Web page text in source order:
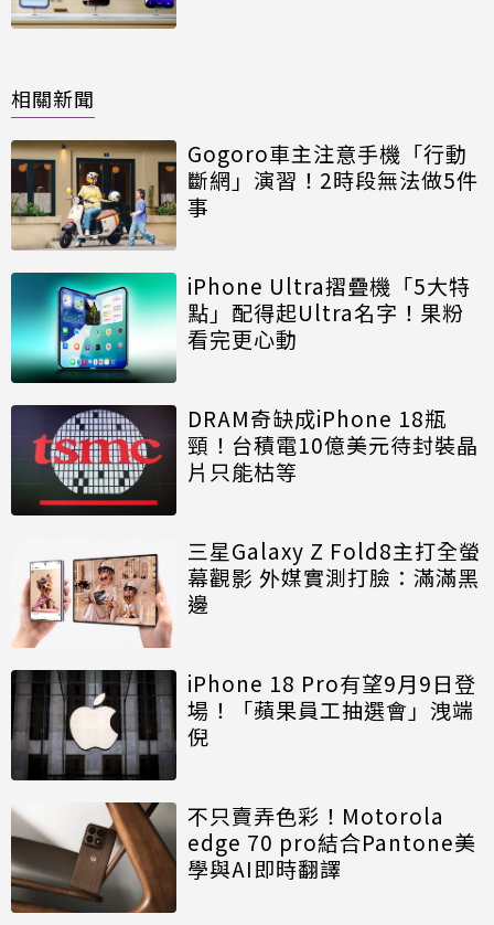
相關新聞
Gogoro車主注意手機「行動
斷網」演習！2時段無法做5件
事
iPhone Ultra摺疊機「5大特
點」配得起Ultra名字！果粉
看完更心動
DRAM奇缺成iPhone 18瓶
頸！台積電10億美元待封裝晶
片只能枯等
三星Galaxy Z Fold8主打全螢
幕觀影 外媒實測打臉：滿滿黑
邊
iPhone 18 Pro有望9月9日登
場！「蘋果員工抽選會」洩端
倪
不只賣弄色彩！Motorola
edge 70 pro結合Pantone美
學與AI即時翻譯